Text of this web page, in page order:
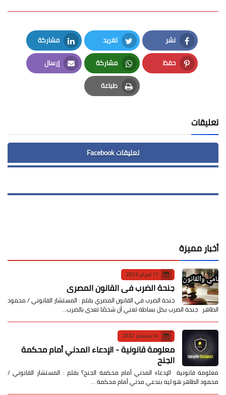
نشر
Facebook
تغريد
Twitter
مشاركة
LinkedIn
حفظ
Pinterest
مشاركة
Whatsapp
إرسال
Email
طباعة
Print
تعليقات
تعليقات Facebook
أخبار مميزة
17 فبراير 2023
جنحة الضرب في القانون المصري
جنحة الضرب في القانون المصري بقلم : المستشار القانوني / محمود
الطاهر جنحة الضرب بكل بساطة تعني أن شخصًا تعدى بالضرب…
14 سبتمبر 2022
معلومة قانونية - الإدعاء المدني أمام محكمة
الجنح
معلومة قانونية الإدعاء المدني أمام محكمة الجنح؟ بقلم : المستشار القانوني /
محمود الطاهر هو ليه بندعي مدني أمام محكمة …